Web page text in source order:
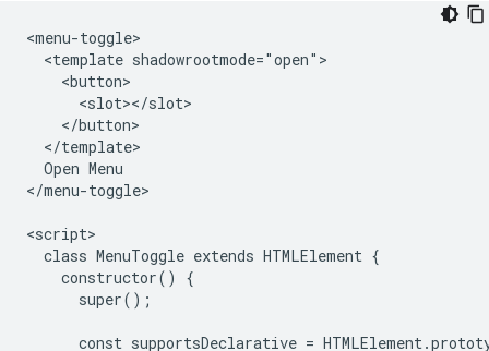
<menu-toggle>
  <template shadowrootmode="open">
    <button>
      <slot></slot>
    </button>
  </template>
  Open Menu
</menu-toggle>
<script>
  class MenuToggle extends HTMLElement {
    constructor() {
      super();
const supportsDeclarative =